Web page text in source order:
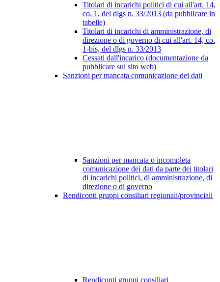
Titolari di incarichi politici di cui all'art. 14,
co. 1, del dlgs n. 33/2013 (da pubblicare in
tabelle)
Titolari di incarichi di amministrazione, di
direzione o di governo di cui all'art. 14, co.
1-bis, del dlgs n. 33/2013
Cessati dall'incarico (documentazione da
pubblicare sul sito web)
Sanzioni per mancata comunicazione dei dati
Sanzioni per mancata o incompleta
comunicazione dei dati da parte dei titolari
di incarichi politici, di amministrazione, di
direzione o di governo
Rendiconti gruppi consiliari regionali/provinciali
Rendiconti gruppi consiliari